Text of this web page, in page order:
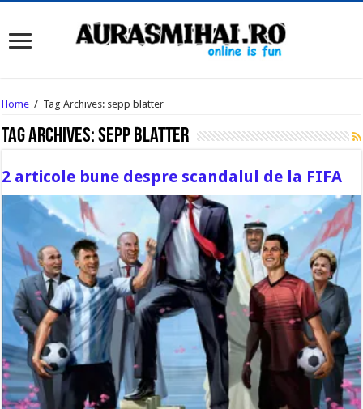
Home / Tag Archives: sepp blatter
Tag Archives:sepp blatter
2 articole bune despre scandalul de la FIFA